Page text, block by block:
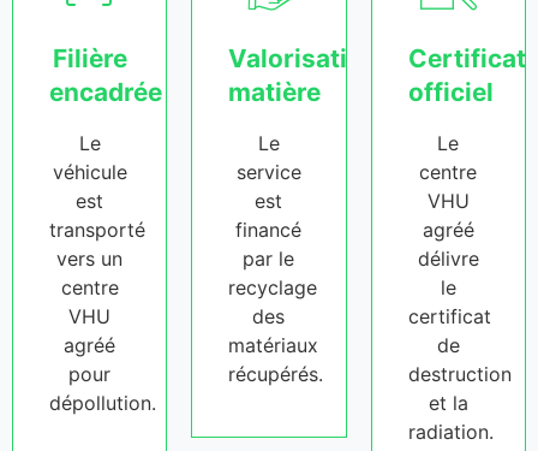
Filière
encadrée
Le
véhicule
est
transporté
vers un
centre
VHU
agréé
pour
dépollution.
Valorisation
matière
Le
service
est
financé
par le
recyclage
des
matériaux
récupérés.
Certificat
officiel
Le
centre
VHU
agréé
délivre
le
certificat
de
destruction
et la
radiation.